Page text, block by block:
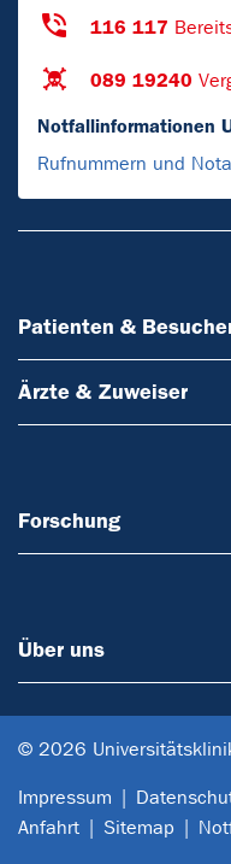
116 117
089 19240
Notfallinformationen
Rufnummern und
Patienten &
Ärzte & Zuweiser
Forschung
Über uns
© 2026
Impressum
Anfahrt
Sitemap